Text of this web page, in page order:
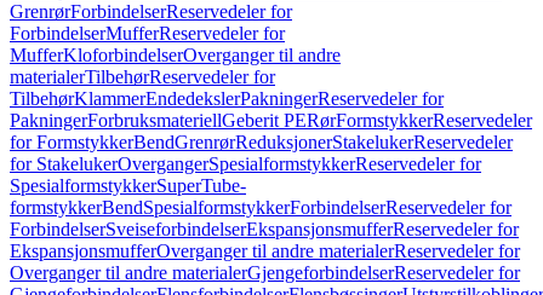
GrenrørForbindelserReservedeler for
ForbindelserMufferReservedeler for
MufferKloforbindelserOverganger til andre
materialerTilbehørReservedeler for
TilbehørKlammerEndedekslerPakningerReservedeler for
PakningerForbruksmateriellGeberit PERørFormstykkerReservedeler
for FormstykkerBendGrenrørReduksjonerStakelukerReservedeler
for StakelukerOvergangerSpesialformstykkerReservedeler for
SpesialformstykkerSuperTube-
formstykkerBendSpesialformstykkerForbindelserReservedeler for
ForbindelserSveiseforbindelserEkspansjonsmufferReservedeler for
EkspansjonsmufferOverganger til andre materialerReservedeler for
Overganger til andre materialerGjengeforbindelserReservedeler for